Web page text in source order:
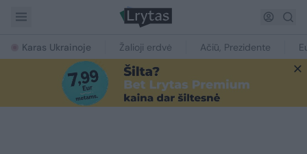
Karas Ukrainoje Žalioji erdvė Ačiū, Prezidente